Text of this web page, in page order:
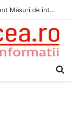
Dunărea, la minime istorice fără precedent Măsuri de intervenție pentru menținerea debitelor minime, necesare pentru producția de energie nucleară